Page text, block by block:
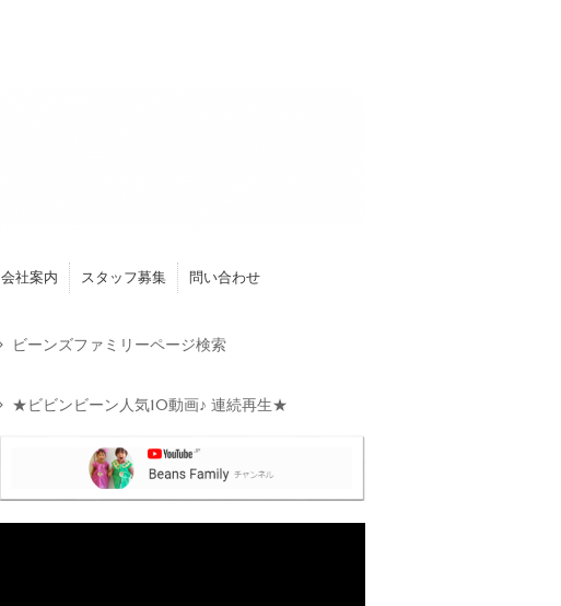
会社案内 スタッフ募集 問い合わせ
ビーンズファミリーページ検索
★ビビンビーン人気10動画♪ 連続再生★